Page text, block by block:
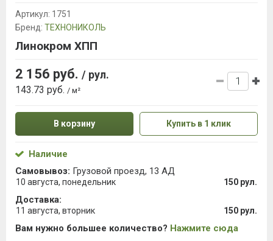
Артикул: 1751
Бренд: ТЕХНОНИКОЛЬ
Линокром ХПП
2 156 руб. / рул.
143.73 руб. / м²
В корзину Купить в 1 клик
Наличие
Самовывоз: Грузовой проезд, 13 АД
10 августа, понедельник 150 рул.
Доставка:
11 августа, вторник 150 рул.
Вам нужно большее количество? Нажмите сюда